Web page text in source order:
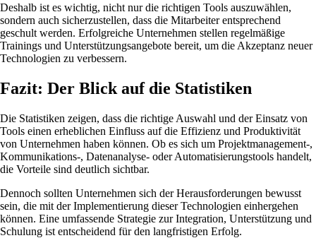
Deshalb ist es wichtig, nicht nur die richtigen Tools auszuwählen,
sondern auch sicherzustellen, dass die Mitarbeiter entsprechend
geschult werden. Erfolgreiche Unternehmen stellen regelmäßige
Trainings und Unterstützungsangebote bereit, um die Akzeptanz neuer
Technologien zu verbessern.
Fazit: Der Blick auf die Statistiken
Die Statistiken zeigen, dass die richtige Auswahl und der Einsatz von
Tools einen erheblichen Einfluss auf die Effizienz und Produktivität
von Unternehmen haben können. Ob es sich um Projektmanagement-,
Kommunikations-, Datenanalyse- oder Automatisierungstools handelt,
die Vorteile sind deutlich sichtbar.
Dennoch sollten Unternehmen sich der Herausforderungen bewusst
sein, die mit der Implementierung dieser Technologien einhergehen
können. Eine umfassende Strategie zur Integration, Unterstützung und
Schulung ist entscheidend für den langfristigen Erfolg.